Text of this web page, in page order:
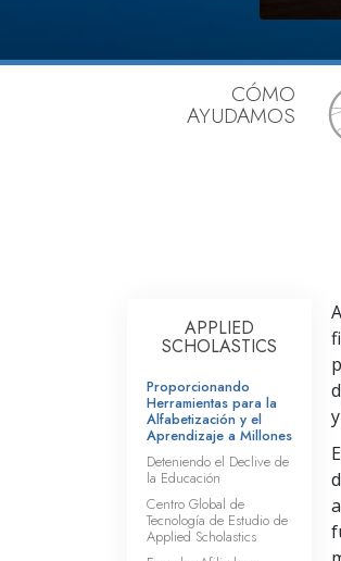
CÓMO
AYUDAMOS
APPLIED
SCHOLASTICS
Proporcionando
Herramientas para la
Alfabetización y el
Aprendizaje a Millones
Deteniendo el Declive de
la Educación
Centro Global de
Tecnología de Estudio de
Applied Scholastics